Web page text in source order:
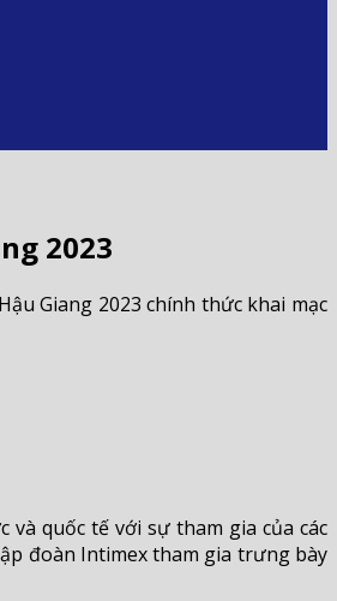
2023
Giang 2023 chính thức khai mạc
quốc tế với sự tham gia của các
đoàn Intimex tham gia trưng bày